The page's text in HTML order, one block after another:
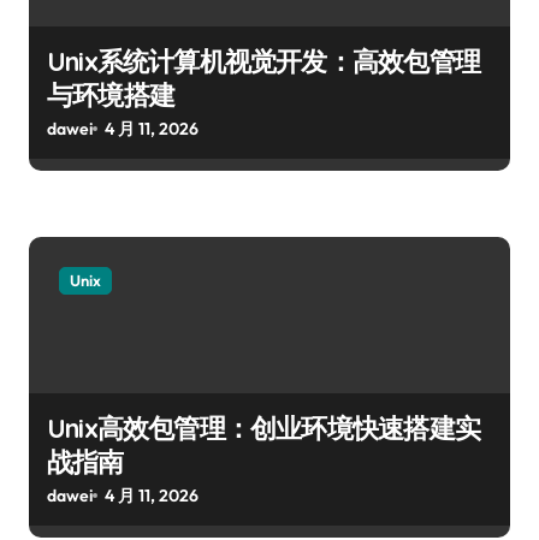
Unix系统计算机视觉开发：高效包管理
与环境搭建
dawei 4 月 11, 2026
Unix
Unix高效包管理：创业环境快速搭建实
战指南
dawei 4 月 11, 2026